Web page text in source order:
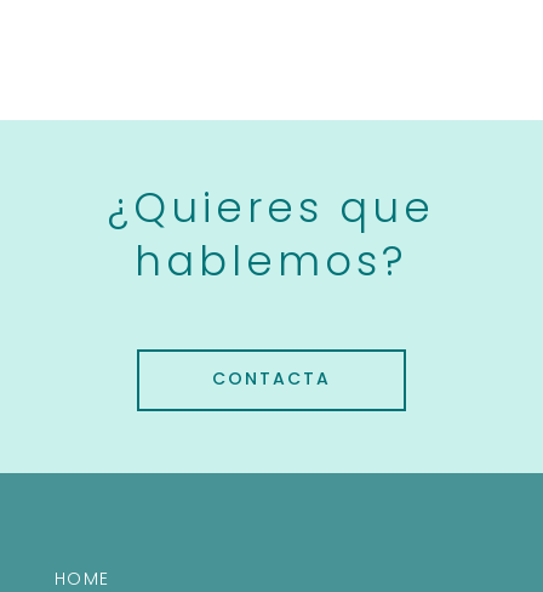
¿Quieres que
hablemos?
CONTACTA
HOME